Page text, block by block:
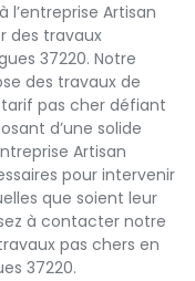
l’entreprise Artisan
des travaux
37220. Notre
des travaux de
pas cher défiant
d’une solide
Artisan
pour intervenir
que soient leur
à contacter notre
pas chers en
37220.